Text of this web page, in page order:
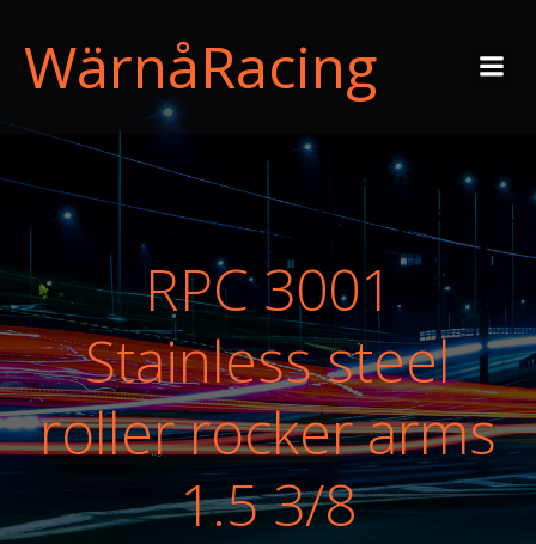
WärnåRacing
RPC 3001
Stainless steel
roller rocker arms
1.5 3/8